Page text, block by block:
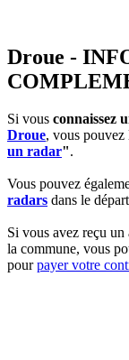
Droue -
Si vous connaissez
Droue, vous
un radar".
Vous pouvez
radars dans le
Si vous avez reçu
la commune, vous
pourpayer votre